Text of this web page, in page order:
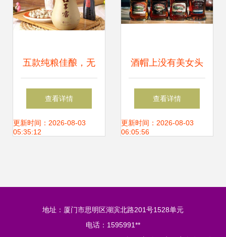
五款纯粮佳酿，无
添香精，品味家乡
的味道
查看详情
更新时间：2026-08-03
05:35:12
酒帽上没有美女头
像的法国葡萄酒，
是假酒吗？
查看详情
更新时间：2026-08-03
06:05:56
地址：厦门市思明区湖滨北路201号1528单元
电话：1595991**